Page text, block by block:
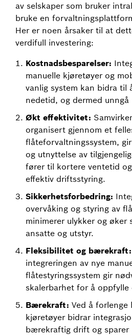
av selskaper som bruker
bruke en
Her er noen årsaker til at
verdifull investering:
Kostnadsbesparelser:
manuelle kjøretøyer og
vanlig system kan bidra til
nedetid, og dermed unngå
Økt effektivitet:
organisert gjennom et
flåteforvaltningssystem,
og utnyttelse av
fører til kortere ventetid
effektiv driftsstyring.
Sikkerhetsforbedring:
overvåking og styring av
minimerer ulykker og øker
ansatte og utstyr.
Fleksibilitet og bærekraft:
integreringen av nye
flåtestyringssystem gir
skalerbarhet for å oppfylle
Bærekraft: Ved å forlenge
kjøretøyer bidrar
bærekraftig drift og sparer